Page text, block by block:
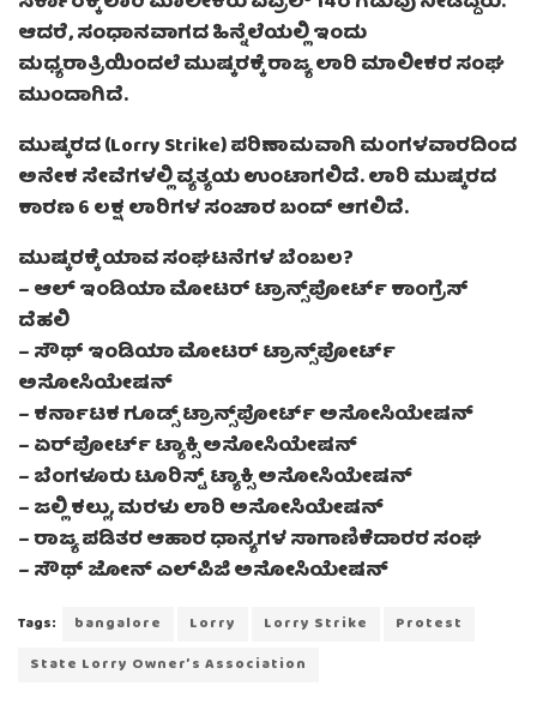
ಆದರೆ, ಸಂಧಾನವಾಗದ ಹಿನ್ನೆಲೆಯಲ್ಲಿ ಇಂದು
ಮಧ್ಯರಾತ್ರಿಯಿಂದಲೆ ಮುಷ್ಕರಕ್ಕೆ ರಾಜ್ಯ ಲಾರಿ ಮಾಲೀಕರ ಸಂಘ
ಮುಂದಾಗಿದೆ.‌
ಮುಷ್ಕರದ (Lorry Strike) ಪರಿಣಾಮವಾಗಿ ಮಂಗಳವಾರದಿಂದ
ಅನೇಕ ಸೇವೆಗಳಲ್ಲಿ ವ್ಯತ್ಯಯ ಉಂಟಾಗಲಿದೆ. ಲಾರಿ ಮುಷ್ಕರದ
ಕಾರಣ 6 ಲಕ್ಷ ಲಾರಿಗಳ ಸಂಚಾರ ಬಂದ್ ಆಗಲಿದೆ.
ಮುಷ್ಕರಕ್ಕೆ ಯಾವ ಸಂಘಟನೆಗಳ ಬೆಂಬಲ?
– ಆಲ್ ಇಂಡಿಯಾ ಮೋಟರ್ ಟ್ರಾನ್ಸ್‌ಪೋರ್ಟ್ ಕಾಂಗ್ರೆಸ್
ದೆಹಲಿ
– ಸೌಥ್ ಇಂಡಿಯಾ ಮೋಟರ್ ಟ್ರಾನ್ಸ್‌ಪೋರ್ಟ್
ಅಸೋಸಿಯೇಷನ್
– ಕರ್ನಾಟಕ ಗೂಡ್ಸ್ ಟ್ರಾನ್ಸ್‌ಪೋರ್ಟ್ ಅಸೋಸಿಯೇಷನ್
– ಏರ್‌ಪೋರ್ಟ್ ಟ್ಯಾಕ್ಸಿ ಅಸೋಸಿಯೇಷನ್
– ಬೆಂಗಳೂರು ಟೂರಿಸ್ಟ್ ಟ್ಯಾಕ್ಸಿ ಅಸೋಸಿಯೇಷನ್
– ಜಲ್ಲಿ ಕಲ್ಲು, ಮರಳು ಲಾರಿ ಅಸೋಸಿಯೇಷನ್
– ರಾಜ್ಯ ಪಡಿತರ ಆಹಾರ ಧಾನ್ಯಗಳ ಸಾಗಾಣಿಕೆದಾರರ ಸಂಘ
– ಸೌಥ್ ಜೋನ್ ಎಲ್‌ಪಿಜಿ ಅಸೋಸಿಯೇಷನ್
Tags: bangalore Lorry Lorry Strike
Protest
State Lorry Owner’s Association